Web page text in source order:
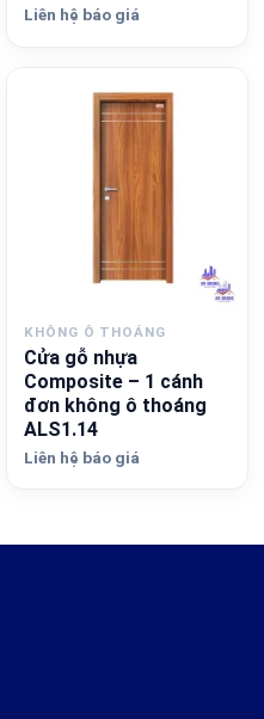
Liên hệ báo giá
KHÔNG Ô THOÁNG
Cửa gỗ nhựa
Composite – 1 cánh
đơn không ô thoáng
ALS1.14
Liên hệ báo giá